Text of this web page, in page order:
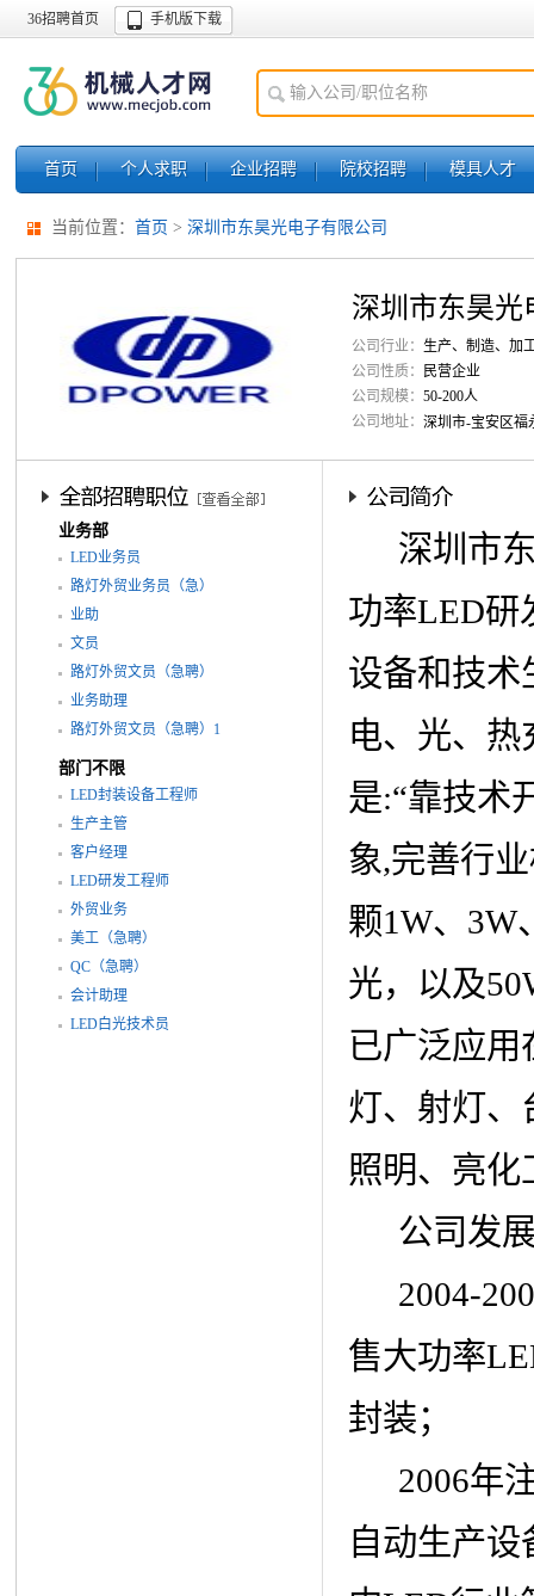
36招聘首页 手机版下载
首页 个人求职 企业招聘 院校招聘 模具人才
当前位置： 首页 > 深圳市东昊光电子有限公司
深圳市东昊光
公司行业：
生产、制造、加
公司性质：
民营企业
公司规模： 50-200人
公司地址： 深圳市-宝安区福
业务部
LED业务员
路灯外贸业务员（急）
业助
文员
路灯外贸文员（急聘）
业务助理
路灯外贸文员（急聘）1
部门不限
LED封装设备工程师
生产主管
客户经理
LED研发工程师
外贸业务
美工（急聘）
QC（急聘）
会计助理
LED白光技术员
深圳市东
功率LED研
设备和技术
电、光、
是:“靠技术
象,完善行
颗1W、3W
光，以及
已广泛应用
灯、射灯、
照明、亮化
公司发展
2004-
售大功率
封装；
2006年注
自动生产